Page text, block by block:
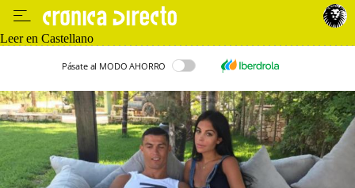
Leer en Castellano
Pásate al MODO AHORRO